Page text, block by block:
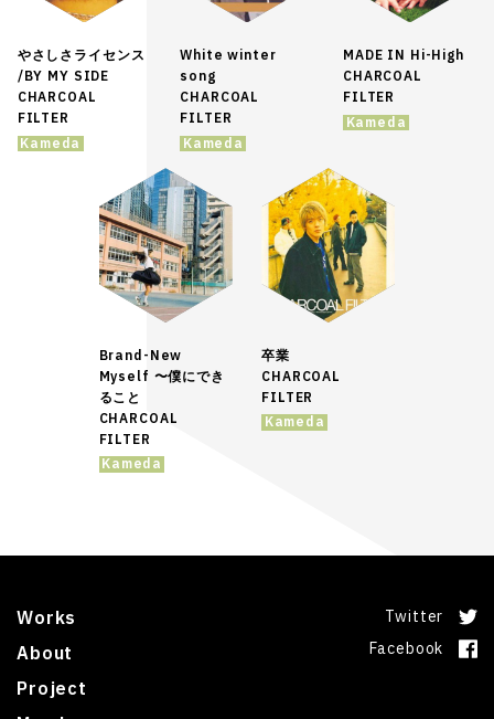
やさしさライセンス
/BY MY SIDE
CHARCOAL
FILTER
Kameda
White winter
song
CHARCOAL
FILTER
Kameda
MADE IN Hi-High
CHARCOAL
FILTER
Kameda
Brand-New
Myself 〜僕にでき
ること
CHARCOAL
FILTER
Kameda
卒業
CHARCOAL
FILTER
Kameda
Works
About
Project
Twitter
Facebook